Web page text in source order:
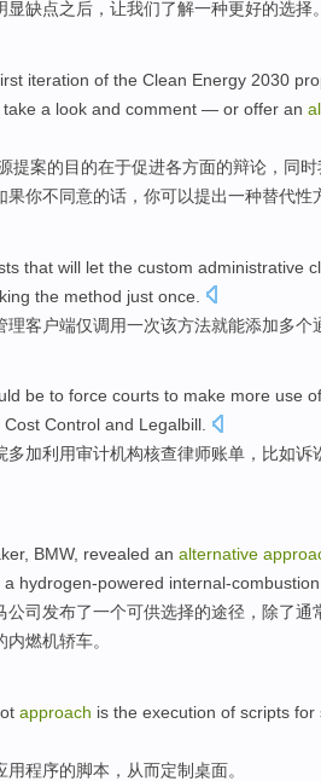
显缺点之后 ， 让我们了解一种更好的选择。
iteration of the Clean Energy 2030
a look and comment — or offer an
提案的目的在于促进各方面的辩论 ，同时
果你不同意的话，你可以提出一种替代性
that will let the custom administrative
the method just once
理客户端仅调用一次该方法就能添加多个
be to force courts to make more use
Cost Control and Legalbill.
多加利用审计机构核查律师账单 ， 比如诉
, BMW, revealed an alternative
a hydrogen-powered internal-
公司 发布了一个可供选择的途径 ，除了通
内燃机轿车。
approach is the execution of scripts for
用程序的脚本 ， 从而定制桌面。